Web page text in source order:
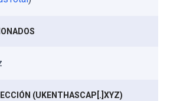
(UKENTHASCAP[.]XYZ)